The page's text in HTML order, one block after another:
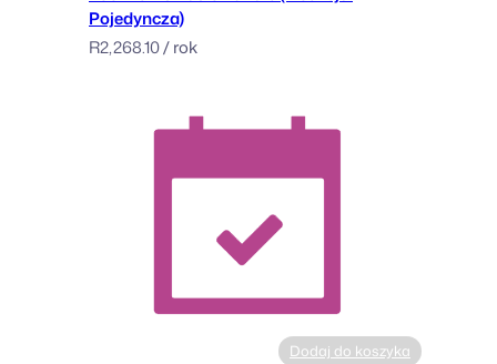
Pojedyncza)
R2,268.10/ rok
Dodaj do koszyka